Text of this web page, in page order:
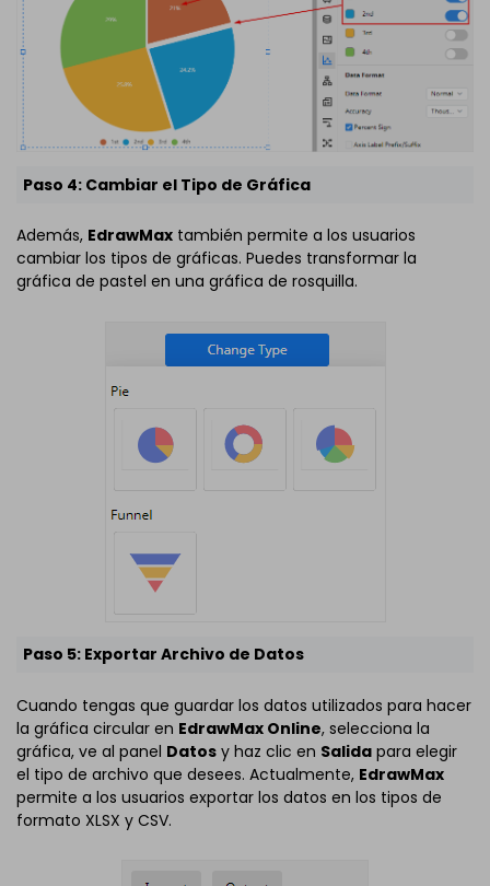
Paso 4: Cambiar el Tipo de Gráfica
Además, EdrawMax también permite a los usuarios
cambiar los tipos de gráficas. Puedes transformar la
gráfica de pastel en una gráfica de rosquilla.
Paso 5: Exportar Archivo de Datos
Cuando tengas que guardar los datos utilizados para hacer
la gráfica circular en EdrawMax Online, selecciona la
gráfica, ve al panel Datos y haz clic en Salida para elegir
el tipo de archivo que desees. Actualmente, EdrawMax
permite a los usuarios exportar los datos en los tipos de
formato XLSX y CSV.